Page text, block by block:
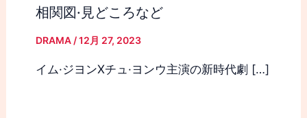
相関図·見どころなど
DRAMA/12月 27, 2023
イム·ジヨンXチュ·ヨンウ主演の新時代劇 […]